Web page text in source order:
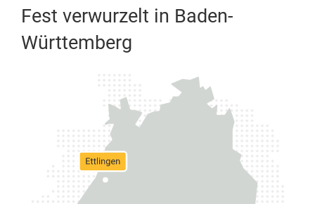
Fest verwurzelt in Baden-
Württemberg